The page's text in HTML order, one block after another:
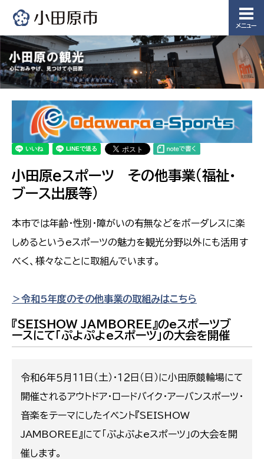
メニュー
小田原eスポーツ その他事業(福祉・
ブース出展等)
本市では年齢・性別・障がいの有無などをボーダレスに楽
しめるというeスポーツの魅力を観光分野以外にも活用す
べく、様々なことに取組んでいます。
＞令和5年度のその他事業の取組みはこちら
『SEISHOW JAMBOREE』のeスポーツブ
ースにて「ぷよぷよeスポーツ」の大会を開催
令和６年５月１１日（土）・１２日（日）に小田原競輪場にて
開催されるアウトドア・ロードバイク・アーバンスポーツ・
音楽をテーマにしたイベント『SEISHOW
JAMBOREE』にて「ぷよぷよeスポーツ」の大会を開
催します。